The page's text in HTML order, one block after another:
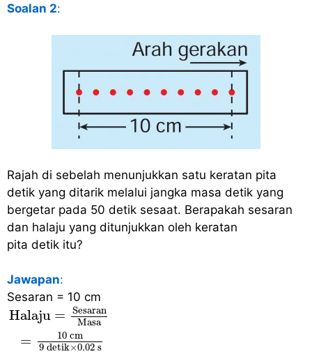
Soalan 2:
Rajah di sebelah menunjukkan satu keratan pita
detik yang ditarik melalui jangka masa detik yang
bergetar pada 50 detik sesaat. Berapakah sesaran
dan halaju yang ditunjukkan oleh keratan
pita detik itu?
Jawapan:
Sesaran = 10 cm
Halaju =
Sesaran
Masa
= 10 cm
9 detik×0.02 s
Halaju = Sesaran